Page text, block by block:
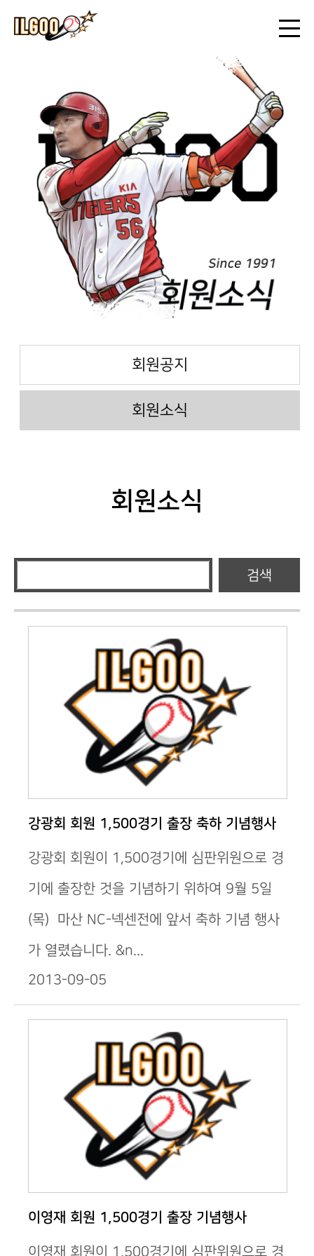
회원공지
회원소식
회원소식
검색
강광회 회원 1,500경기 출장 축하 기념행사
강광회 회원이 1,500경기에 심판위원으로 경
기에 출장한 것을 기념하기 위하여 9월 5일
(목) 마산 NC-넥센전에 앞서 축하 기념 행사
가 열렸습니다. &n...
2013-09-05
이영재 회원 1,500경기 출장 기념행사
이영재 회원이 1,500경기에 심판위원으로 경